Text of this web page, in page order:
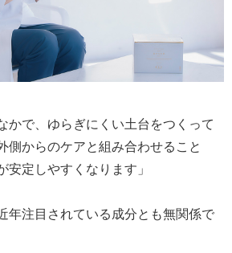
かで、ゆらぎにくい土台をつくって
側からのケアと組み合わせること
定しやすくなります」
年注目されている成分とも無関係で